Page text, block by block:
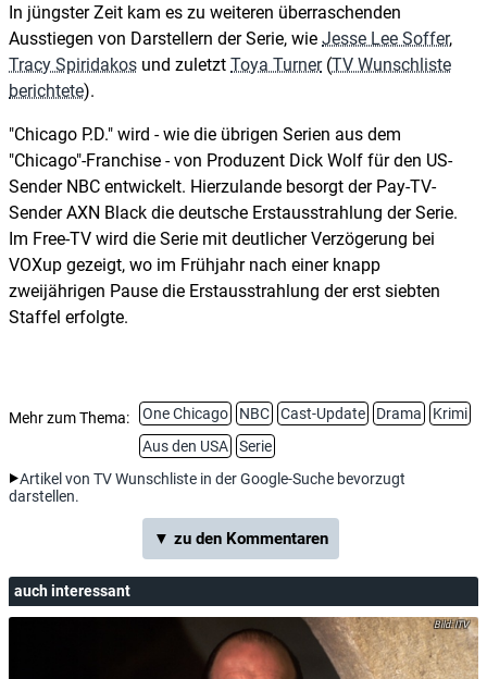
In jüngster Zeit kam es zu weiteren überraschenden
Ausstiegen von Darstellern der Serie, wie Jesse Lee Soffer,
Tracy Spiridakos und zuletzt Toya Turner(TV Wunschliste
berichtete).
"Chicago P.D." wird - wie die übrigen Serien aus dem
"Chicago"-Franchise - von Produzent Dick Wolf für den US-
Sender NBC entwickelt. Hierzulande besorgt der Pay-TV-
Sender AXN Black die deutsche Erstausstrahlung der Serie.
Im Free-TV wird die Serie mit deutlicher Verzögerung bei
VOXup gezeigt, wo im Frühjahr nach einer knapp
zweijährigen Pause die Erstausstrahlung der erst siebten
Staffel erfolgte.
Mehr zum Thema: One Chicago NBC Cast-Update Drama
Krimi
Aus den USA
Serie
Artikel von TV Wunschliste in der Google-Suche bevorzugt
darstellen.
▼ zu den Kommentaren
auch interessant
ITV